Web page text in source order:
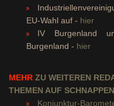
EU-Wahl auf - hier
IV Burgenland
Burgenland - hier
MEHR ZU WEITEREN
THEMEN AUF
Konjunktur-